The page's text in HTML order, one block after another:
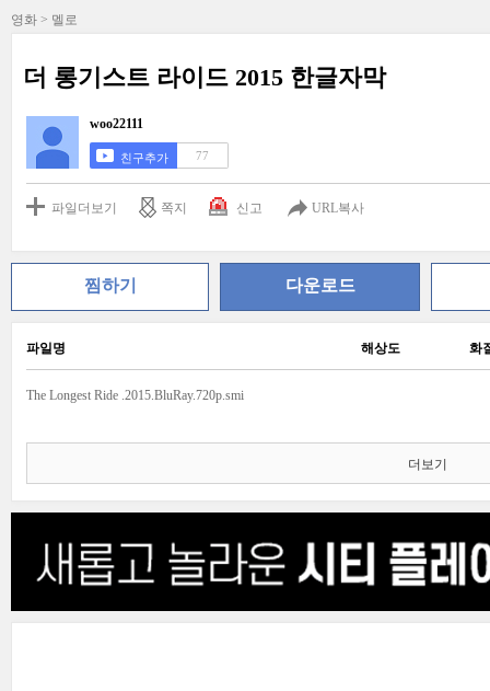
영화 > 멜로
더 롱기스트 라이드 2015 한글자막
woo22111
친구추가 77
파일더보기 쪽지 신고 URL복사
찜하기 다운로드
파일명 해상도 화
The Longest Ride .2015.BluRay.720p.smi
더보기